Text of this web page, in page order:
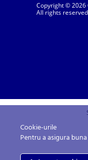
Copyright © 2026
All rights
Cookie-urile
Pentru a asigura